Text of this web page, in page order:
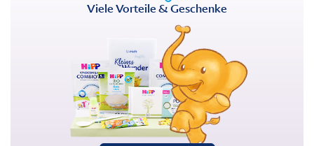
Viele Vorteile & Geschenke